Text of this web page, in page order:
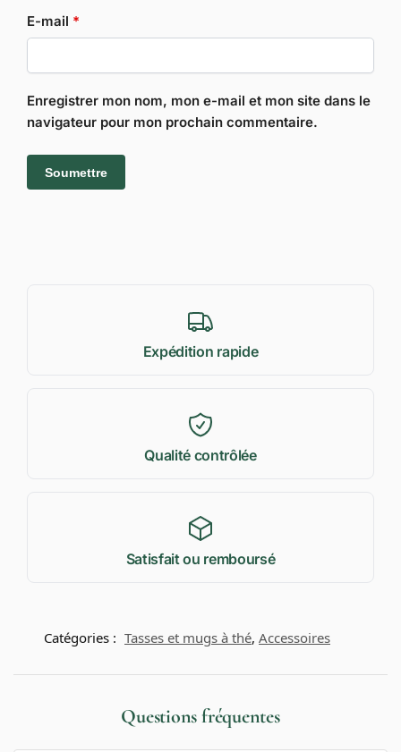
E-mail *
Enregistrer mon nom, mon e-mail et mon site dans le
navigateur pour mon prochain commentaire.
Expédition rapide
Qualité contrôlée
Satisfait ou remboursé
Catégories : Tasses et mugs à thé, Accessoires
Questions fréquentes